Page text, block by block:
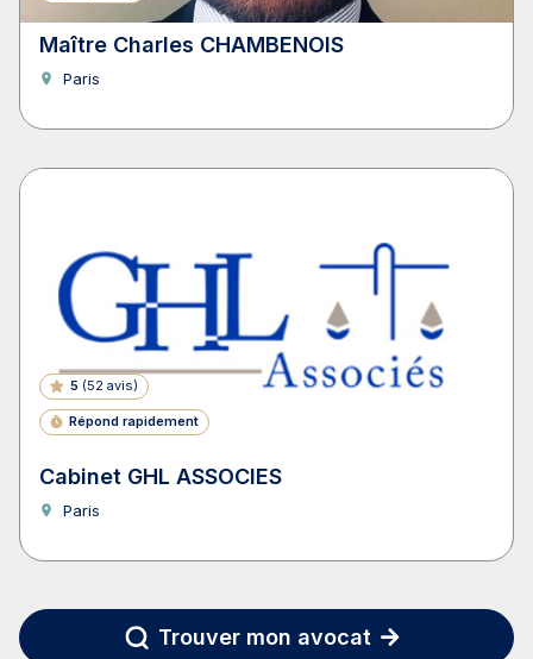
Maître Charles CHAMBENOIS
Paris
5 (52 avis)
Répond rapidement
Cabinet GHL ASSOCIES
Paris
Trouver mon avocat